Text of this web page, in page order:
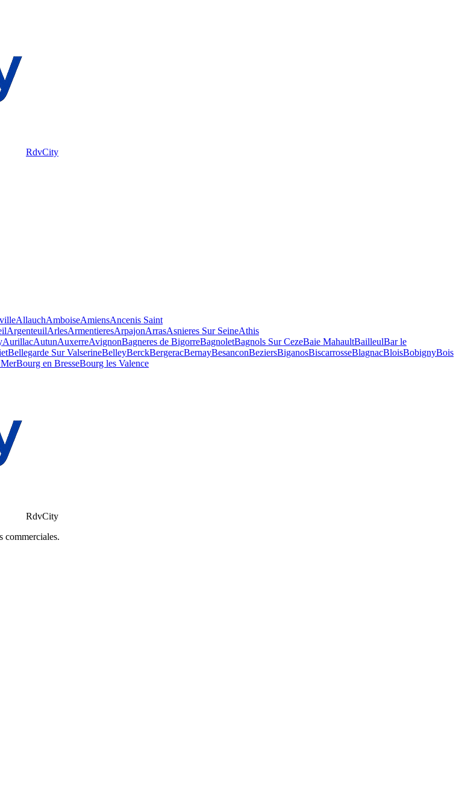
RdvCity
AllauchAmboiseAmiensAncenis Saint
ArgenteuilArlesArmentieresArpajonArrasAsnieres Sur SeineAthis
AurillacAutunAuxerreAvignonBagneres de BigorreBagnoletBagnols Sur CezeBaie MahaultBailleulBar le
Bellegarde Sur ValserineBelleyBerckBergeracBernayBesanconBeziersBiganosBiscarrosseBlagnacBloisBobignyBois
Bourg en BresseBourg les Valence
RdvCity
commerciales.